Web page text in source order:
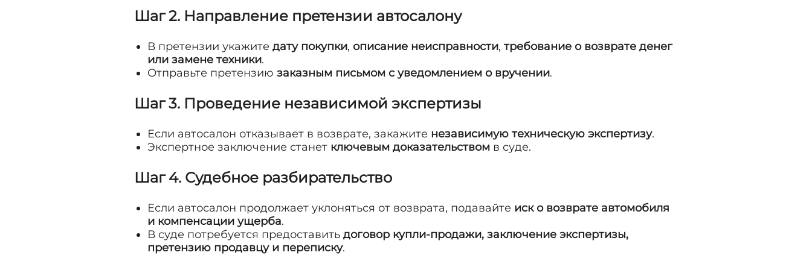
Шаг 2. Направление претензии автосалону
В претензии укажите дату покупки, описание неисправности, требование о возврате денег
или замене техники.
Отправьте претензию заказным письмом с уведомлением о вручении.
Шаг 3. Проведение независимой экспертизы
Если автосалон отказывает в возврате, закажите независимую техническую экспертизу.
Экспертное заключение станет ключевым доказательством в суде.
Шаг 4. Судебное разбирательство
Если автосалон продолжает уклоняться от возврата, подавайте иск о возврате автомобиля
и компенсации ущерба.
В суде потребуется предоставить договор купли-продажи, заключение экспертизы,
претензию продавцу и переписку.